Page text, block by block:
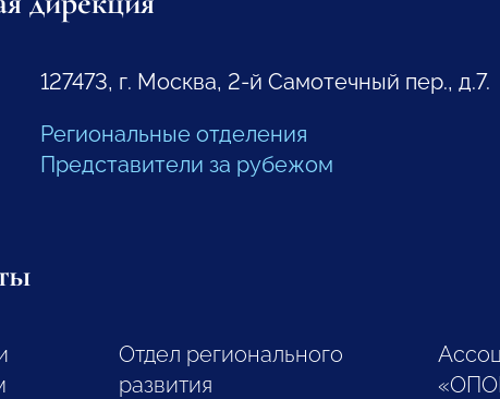
127473, г. Москва, 2-й Самотечный пер., д.7.
Региональные отделения
Представители за рубежом
Отдел регионального
развития